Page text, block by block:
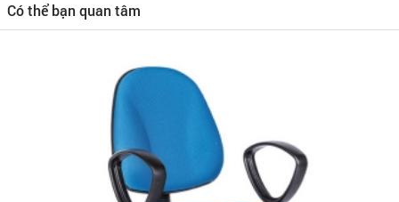
Có thể bạn quan tâm